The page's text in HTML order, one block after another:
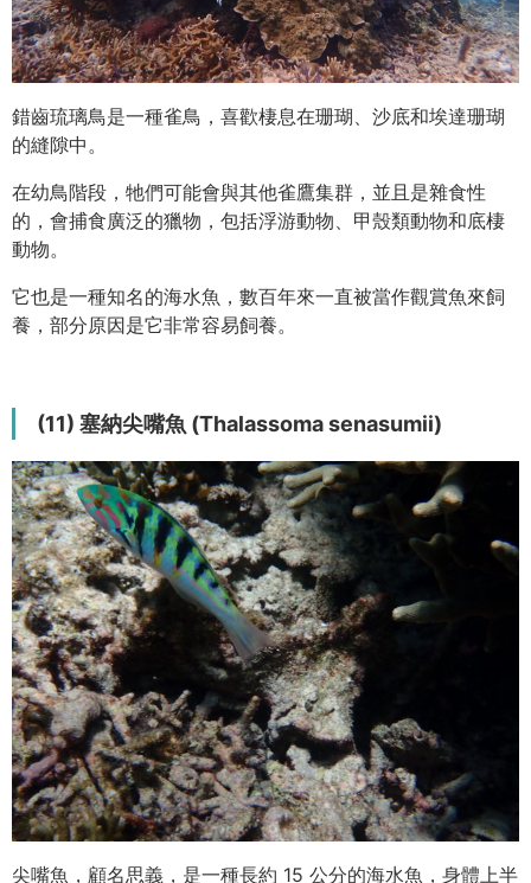
錯齒琉璃鳥是一種雀鳥，喜歡棲息在珊瑚、沙底和埃達珊瑚
的縫隙中。
在幼鳥階段，牠們可能會與其他雀鷹集群，並且是雜食性
的，會捕食廣泛的獵物，包括浮游動物、甲殼類動物和底棲
動物。
它也是一種知名的海水魚，數百年來一直被當作觀賞魚來飼
養，部分原因是它非常容易飼養。
(11) 塞納尖嘴魚 (Thalassoma senasumii)
尖嘴魚，顧名思義，是一種長約 15 公分的海水魚，身體上半